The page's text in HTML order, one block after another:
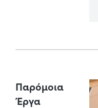
Παρόμοια
Έργα